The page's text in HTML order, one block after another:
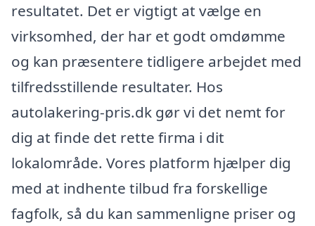
resultatet. Det er vigtigt at vælge en
virksomhed, der har et godt omdømme
og kan præsentere tidligere arbejdet med
tilfredsstillende resultater. Hos
autolakering-pris.dk gør vi det nemt for
dig at finde det rette firma i dit
lokalområde. Vores platform hjælper dig
med at indhente tilbud fra forskellige
fagfolk, så du kan sammenligne priser og